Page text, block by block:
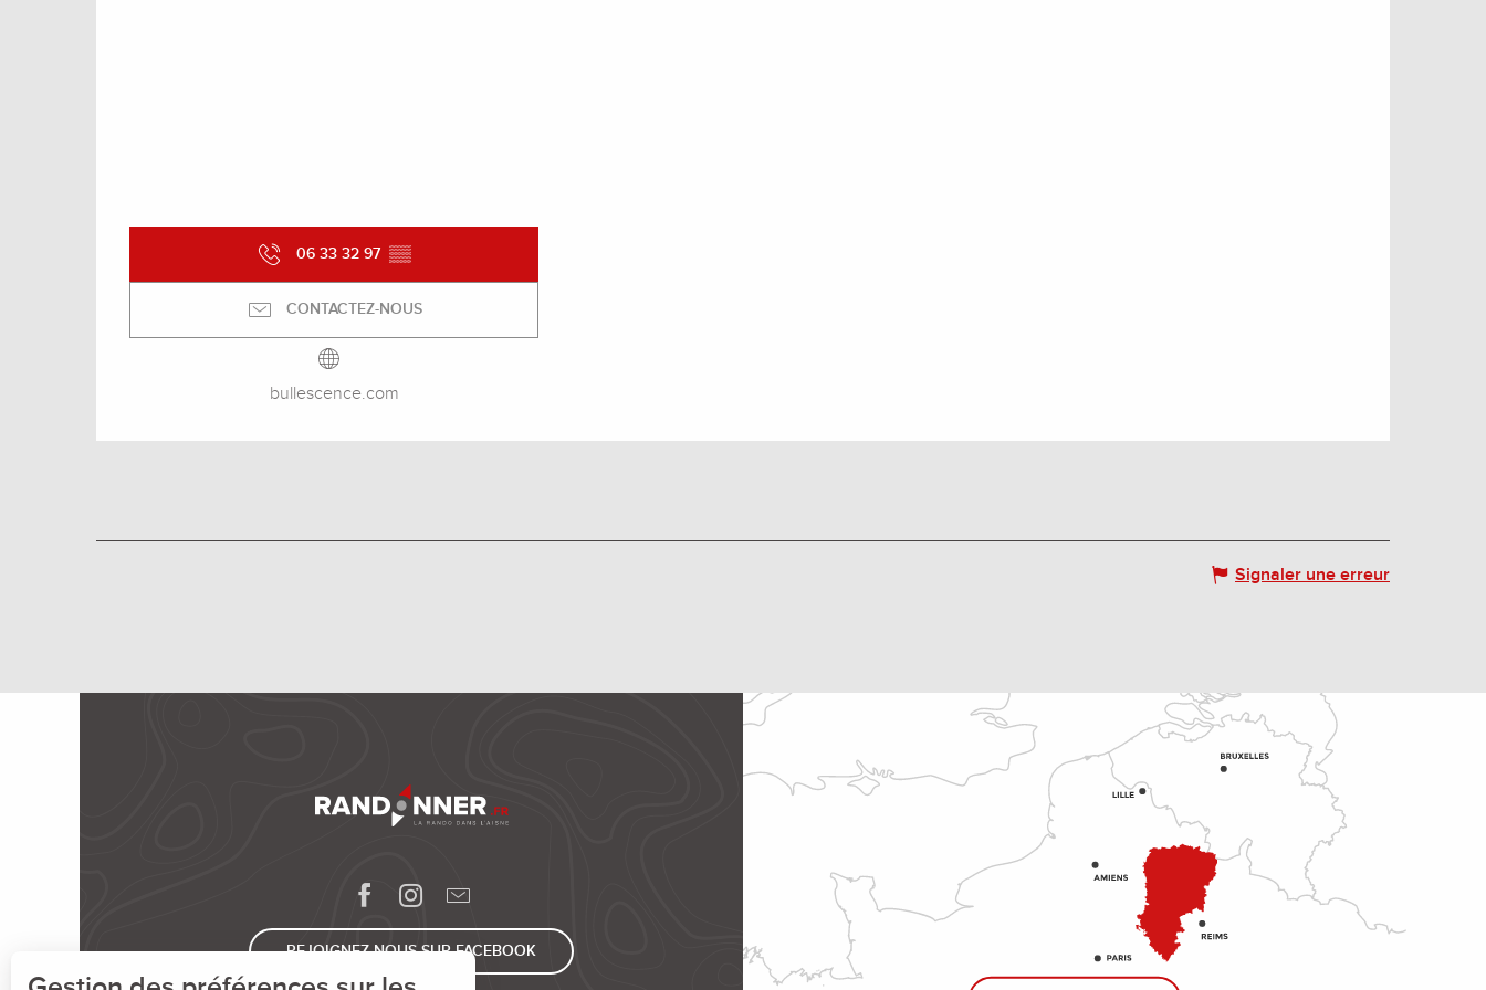
06 33 32 97 ▒▒
CONTACTEZ-NOUS
bullescence.com
Signaler une erreur
REJOIGNEZ-NOUS SUR FACEBOOK